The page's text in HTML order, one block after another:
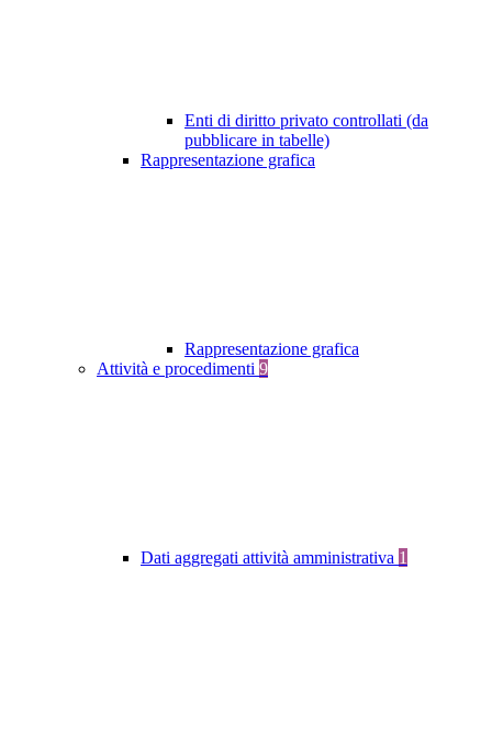
Enti di diritto privato controllati (da
pubblicare in tabelle)
Rappresentazione grafica
Rappresentazione grafica
Attività e procedimenti 9
Dati aggregati attività amministrativa 1